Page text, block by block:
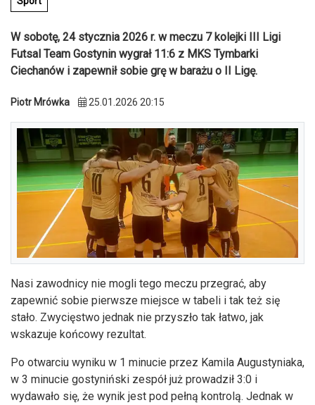
W sobotę, 24 stycznia 2026 r. w meczu 7 kolejki III Ligi
Futsal Team Gostynin wygrał 11:6 z MKS Tymbarki
Ciechanów i zapewnił sobie grę w barażu o II Ligę.
Piotr Mrówka 25.01.2026 20:15
Nasi zawodnicy nie mogli tego meczu przegrać, aby
zapewnić sobie pierwsze miejsce w tabeli i tak też się
stało. Zwycięstwo jednak nie przyszło tak łatwo, jak
wskazuje końcowy rezultat.
Po otwarciu wyniku w 1 minucie przez Kamila Augustyniaka,
w 3 minucie gostyniński zespół już prowadził 3:0 i
wydawało się, że wynik jest pod pełną kontrolą. Jednak w